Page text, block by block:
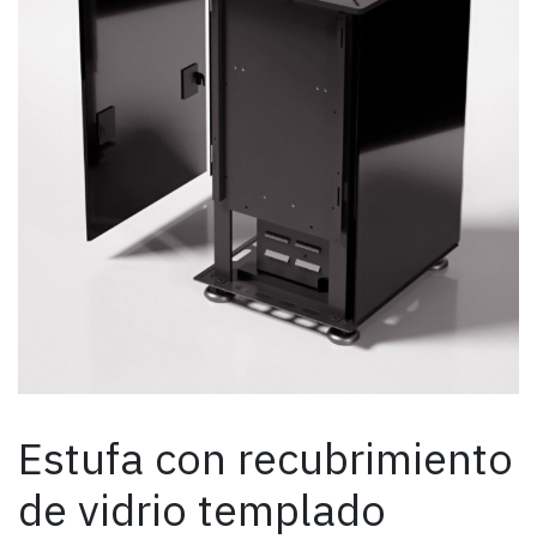
Estufa con recubrimiento
de vidrio templado